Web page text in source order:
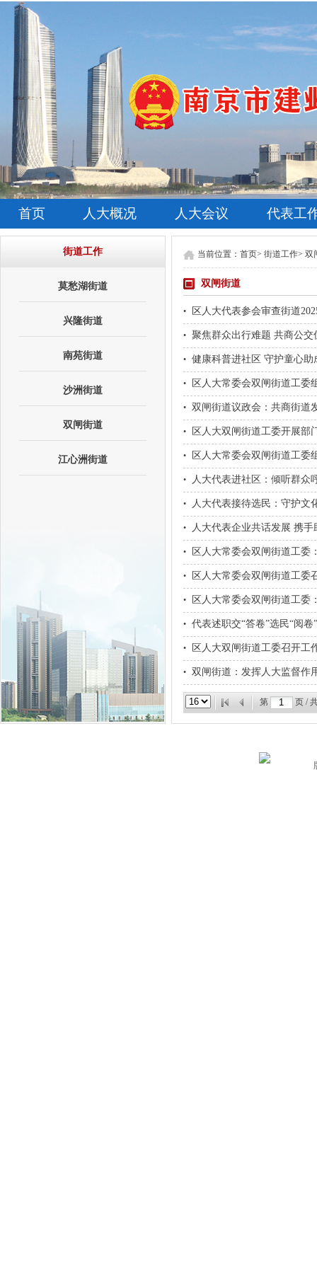
首页 人大概况 人大会议 代表工
街道工作
莫愁湖街道
兴隆街道
南苑街道
沙洲街道
双闸街道
江心洲街道
当前位置： 首页> 街道工作> 双
双闸街道
• 区人大代表参会审查街道
• 聚焦群众出行难题 共商公
• 健康科普进社区 守护童心
• 区人大常委会双闸街道工委
• 双闸街道议政会：共商街道
• 区人大双闸街道工委开展部
• 区人大常委会双闸街道工委
• 人大代表进社区：倾听群众
• 人大代表接待选民：守护文
• 人大代表企业共话发展 携
• 区人大常委会双闸街道工委
• 区人大常委会双闸街道工委
• 区人大常委会双闸街道工委
• 代表述职交“答卷”选民“阅
• 区人大双闸街道工委召开工
• 双闸街道：发挥人大监督作
第 页 /